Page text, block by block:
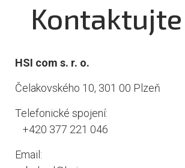
HSI com s. r. o.
Čelakovského 10, 301 00 Plzeň
Telefonické spojení:
+420 377 221 046
Email: